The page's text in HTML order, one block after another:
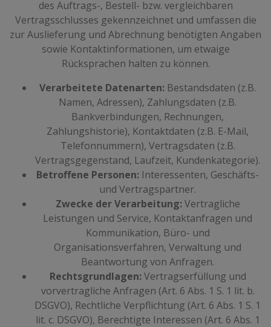
des Auftrags-, Bestell- bzw. vergleichbaren
Vertragsschlusses gekennzeichnet und umfassen die
zur Auslieferung und Abrechnung benötigten Angaben
sowie Kontaktinformationen, um etwaige
Rücksprachen halten zu können.
Verarbeitete Datenarten: Bestandsdaten (z.B.
Namen, Adressen), Zahlungsdaten (z.B.
Bankverbindungen, Rechnungen,
Zahlungshistorie), Kontaktdaten (z.B. E-Mail,
Telefonnummern), Vertragsdaten (z.B.
Vertragsgegenstand, Laufzeit, Kundenkategorie).
Betroffene Personen: Interessenten, Geschäfts-
und Vertragspartner.
Zwecke der Verarbeitung:Vertragliche
Leistungen und Service, Kontaktanfragen und
Kommunikation, Büro- und
Organisationsverfahren, Verwaltung und
Beantwortung von Anfragen.
Rechtsgrundlagen:Vertragserfüllung und
vorvertragliche Anfragen (Art. 6 Abs. 1 S. 1 lit. b.
DSGVO), Rechtliche Verpflichtung (Art. 6 Abs. 1 S. 1
lit. c. DSGVO), Berechtigte Interessen (Art. 6 Abs. 1